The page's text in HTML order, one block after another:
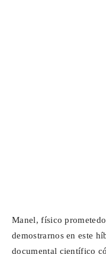
Manel, físico
demostrarnos en este
documental científico